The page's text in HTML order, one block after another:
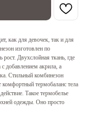
как для девочек, так и для
изготовлен по
рост. Двухслойная ткань, где
добавлением акрила, а
Стильный комбинезон
комфортный термобаланс тела
Такое термобелье
одежды. Оно просто